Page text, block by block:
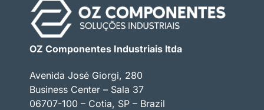
OZ Componentes Industriais ltda
Avenida José Giorgi, 280
Business Center – Sala 37
06707-100 – Cotia, SP – Brazil